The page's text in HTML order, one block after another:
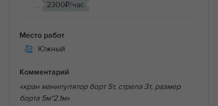
...
2300₽/час
Место работ
Южный
Комментарий
«кран манипулятор борт 5т, стрела 3т, размер
борта 5м*2.1м»